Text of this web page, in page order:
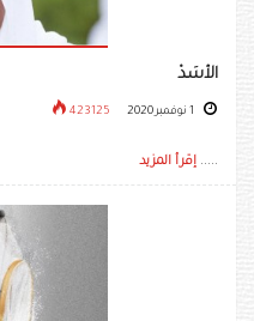
الأسَدْ
423125
..... إقرأ المزيد